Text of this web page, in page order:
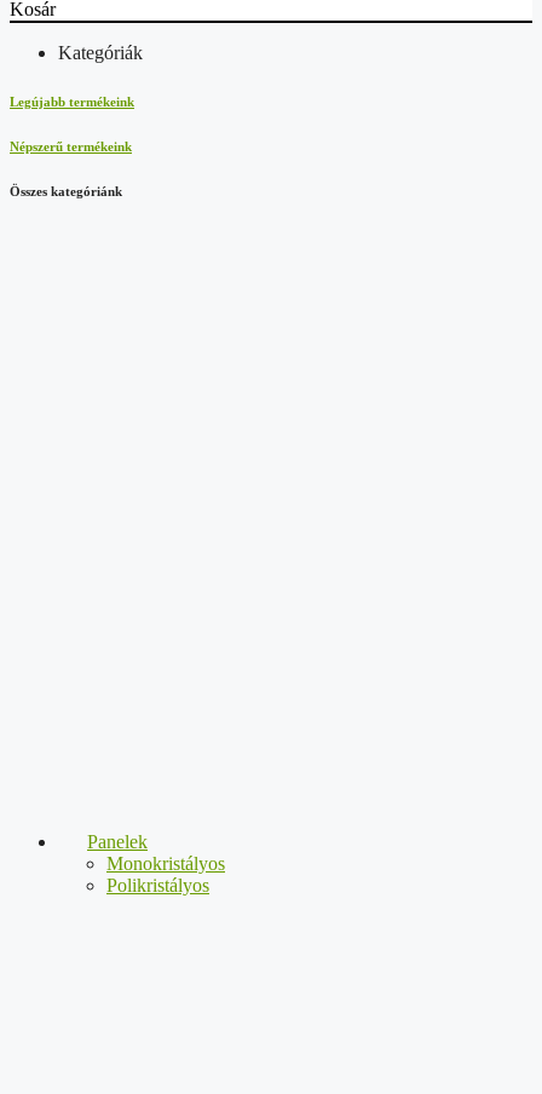
Kosár
Kategóriák
Legújabb termékeink
Népszerű termékeink
Összes kategóriánk
Panelek
Monokristályos
Polikristályos